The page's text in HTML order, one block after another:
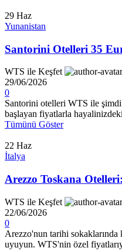
29 Haz
Yunanistan
Santorini Otelleri 35
WTS ile Keşfet
29/06/2026
0
Santorini otelleri WTS ile
başlayan fiyatlarla
Tümünü Göster
22 Haz
İtalya
Arezzo Toskana
WTS ile Keşfet
22/06/2026
0
Arezzo'nun tarihi
uyuyun. WTS'nin özel